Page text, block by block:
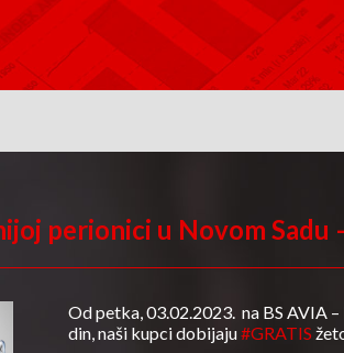
perionici u Novom Sadu
Od petka, 03.02.2023. na BS AVIA
din, naši kupci dobijaju#GRATIS